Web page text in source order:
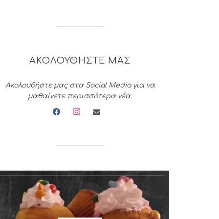
ΑΚΟΛΟΥΘΗΣΤΕ ΜΑΣ
Ακολουθήστε μας στα Social Media για να
μαθαίνετε περισσότερα νέα.
facebookinstagramenvelope